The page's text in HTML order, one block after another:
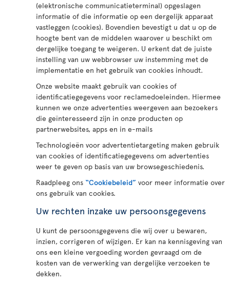
(elektronische communicatieterminal) opgeslagen
informatie of die informatie op een dergelijk apparaat
vastleggen (cookies). Bovendien bevestigt u dat u op de
hoogte bent van de middelen waarover u beschikt om
dergelijke toegang te weigeren. U erkent dat de juiste
instelling van uw webbrowser uw instemming met de
implementatie en het gebruik van cookies inhoudt.
Onze website maakt gebruik van cookies of
identificatiegegevens voor reclamedoeleinden. Hiermee
kunnen we onze advertenties weergeven aan bezoekers
die geïnteresseerd zijn in onze producten op
partnerwebsites, apps en in e-mails
Technologieën voor advertentietargeting maken gebruik
van cookies of identificatiegegevens om advertenties
weer te geven op basis van uw browsegeschiedenis.
Raadpleeg ons “Cookiebeleid” voor meer informatie over
ons gebruik van cookies.
Uw rechten inzake uw persoonsgegevens
U kunt de persoonsgegevens die wij over u bewaren,
inzien, corrigeren of wijzigen. Er kan na kennisgeving van
ons een kleine vergoeding worden gevraagd om de
kosten van de verwerking van dergelijke verzoeken te
dekken.